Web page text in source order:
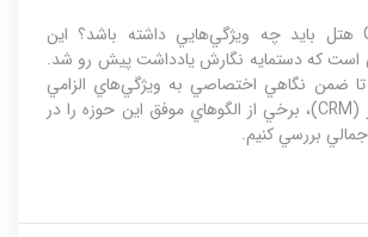
يک نرم‌افزار CRM هتل بايد چه ويژگي‌هايي داشته باشد؟ اين
که دستمايه نگارش يادداشت پيش رو شد.
تا ضمن نگاهي اختصاصي به ويژگي‌هاي الزامي
اين نوع از نرم‌افزار (CRM)، برخي از الگوهاي موفق اين حوزه را در
بررسي کنيم.